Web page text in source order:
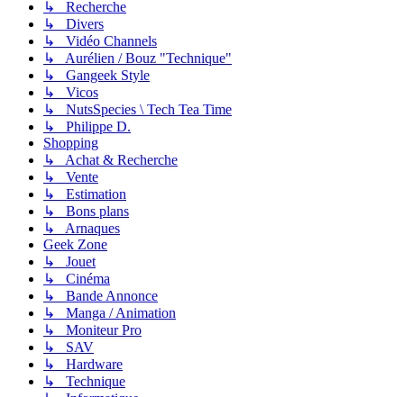
↳ Recherche
↳ Divers
↳ Vidéo Channels
↳ Aurélien / Bouz "Technique"
↳ Gangeek Style
↳ Vicos
↳ NutsSpecies \ Tech Tea Time
↳ Philippe D.
Shopping
↳ Achat & Recherche
↳ Vente
↳ Estimation
↳ Bons plans
↳ Arnaques
Geek Zone
↳ Jouet
↳ Cinéma
↳ Bande Annonce
↳ Manga / Animation
↳ Moniteur Pro
↳ SAV
↳ Hardware
↳ Technique